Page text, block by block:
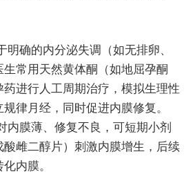
明确的内分泌失调（如无排卵、
常用天然黄体酮（如地屈孕酮
药进行人工周期治疗，模拟生理性
律月经，同时促进内膜修复。
内膜薄、修复不良，可短期小剂
雌二醇片）刺激内膜增生，后续
内膜。